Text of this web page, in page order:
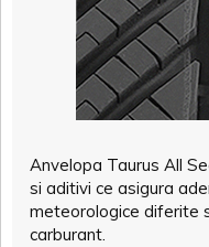
Anvelopa Taurus All
si aditivi ce asigura
meteorologice diferite
carburant.